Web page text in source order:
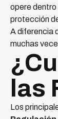
opere dentro
protección
A diferencia
muchas
las
Los